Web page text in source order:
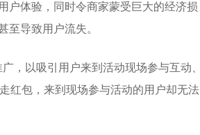
户体验，同时令商家蒙受巨大的经济损
至导致用户流失。
，以吸引用户来到活动现场参与互动、
红包，来到现场参与活动的用户却无法